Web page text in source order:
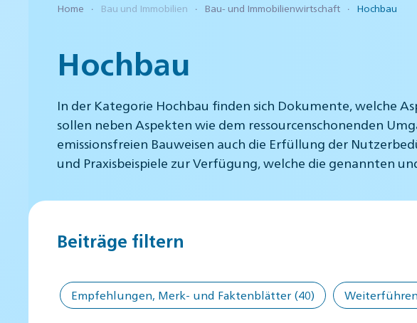
Home Bau und Immobilien Bau- und Immobilienwirtschaft Hochbau
Hochbau
In der Kategorie Hochbau finden sich Dokumente, welche
sollen neben Aspekten wie dem ressourcenschonenden
emissionsfreien Bauweisen auch die Erfüllung der
und Praxisbeispiele zur Verfügung, welche die genannten
Beiträge filtern
Empfehlungen, Merk- und Faktenblätter (40)